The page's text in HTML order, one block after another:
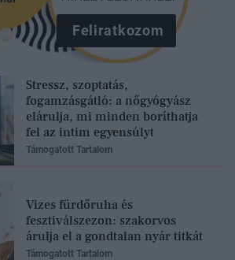
Feliratkozom
Stressz, szoptatás,
fogamzásgátló: a nőgyógyász
elárulja, mi minden boríthatja
fel az intim egyensúlyt
Támogatott Tartalom
Vizes fürdőruha és
fesztiválszezon: szakorvos
árulja el a gondtalan nyár titkát
Támogatott Tartalom